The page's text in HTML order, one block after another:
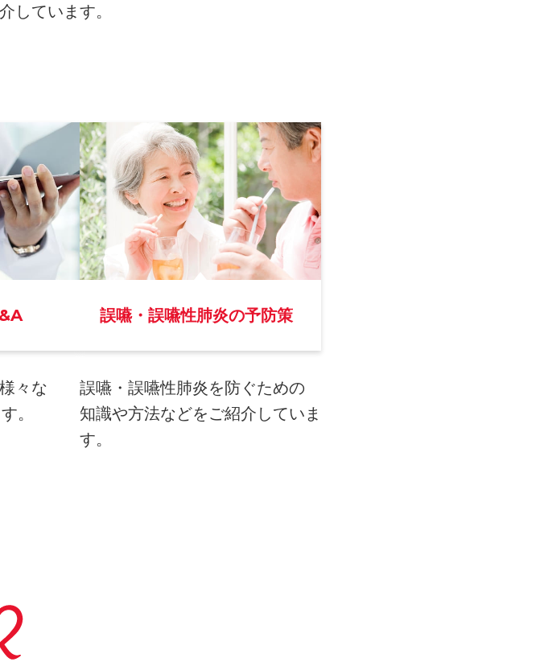
しています。
々な
。
誤嚥・誤嚥性肺炎の予防策
誤嚥・誤嚥性肺炎を防ぐための
知識や方法などをご紹介していま
す。